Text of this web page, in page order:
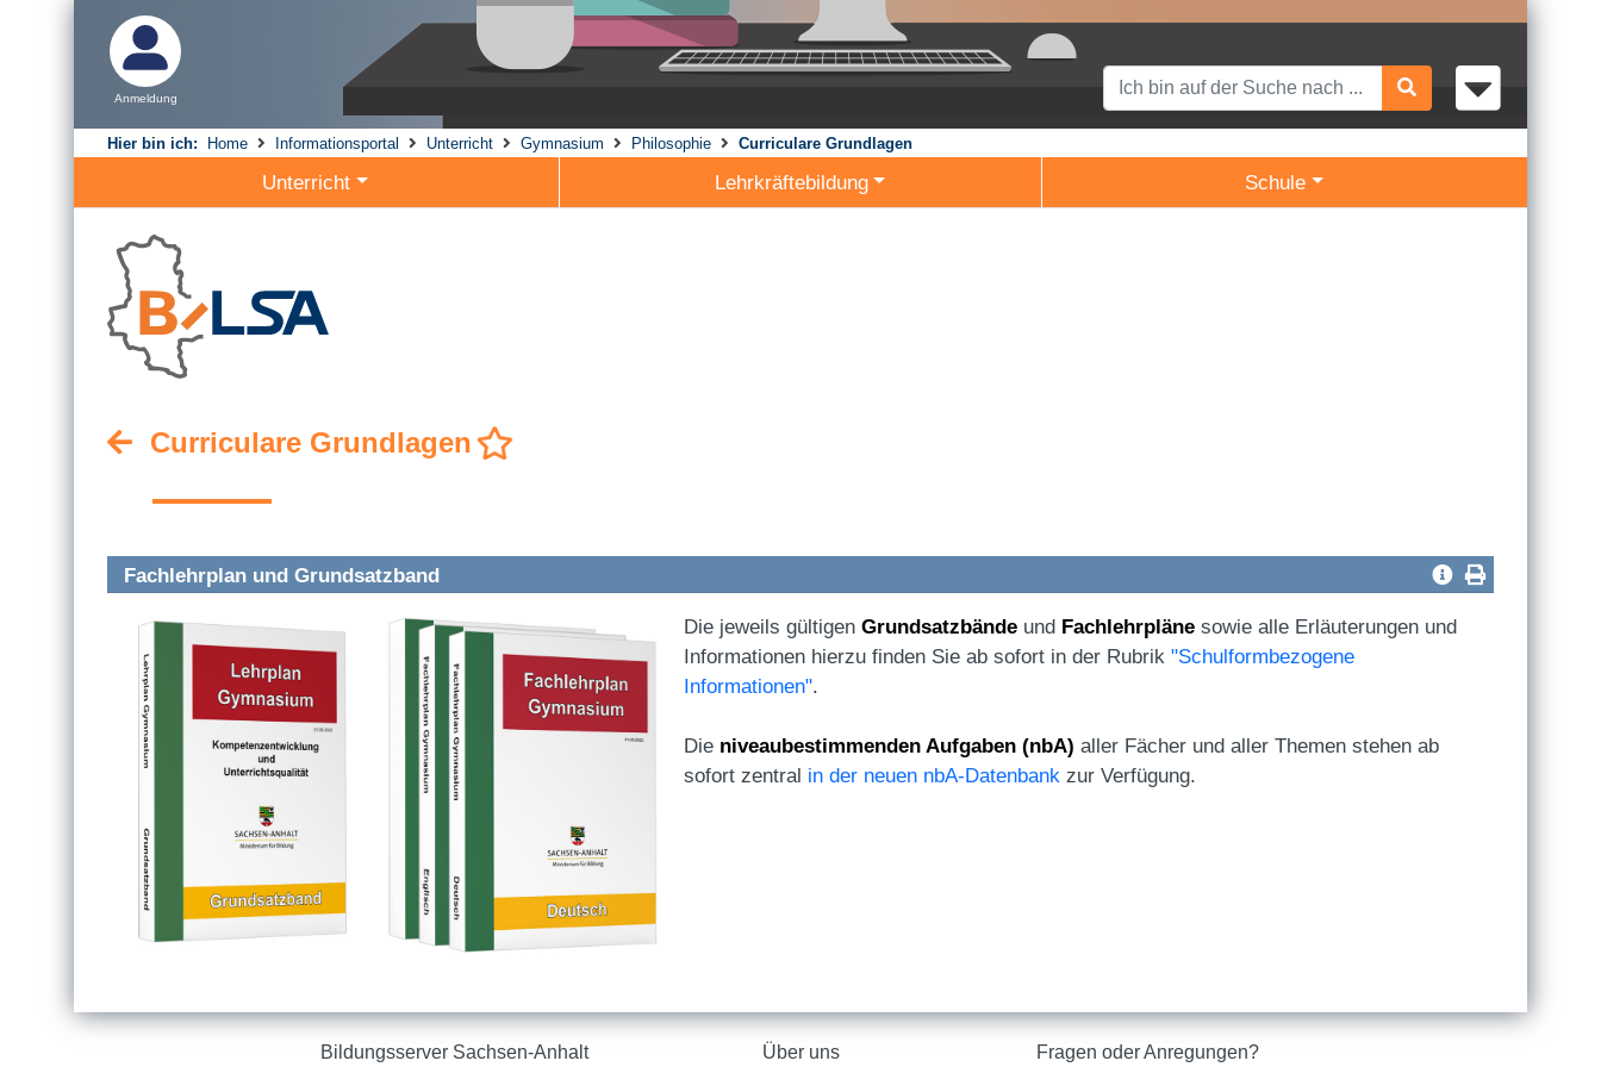
Anmeldung
Hier bin ich: Home Informationsportal Unterricht Gymnasium Philosophie Curriculare Grundlagen
Unterricht Lehrkräftebildung Schule
Curriculare Grundlagen
Fachlehrplan und Grundsatzband
Die jeweils gültigen Grundsatzbändeund Fachlehrplänesowie alle Erläuterungen und
Informationen hierzu finden Sie ab sofort in der Rubrik "Schulformbezogene
Informationen".
Die niveaubestimmenden Aufgaben (nbA) aller Fächer und aller Themen stehen ab
sofort zentral in der neuen nbA-Datenbankzur Verfügung.
Bildungsserver Sachsen-Anhalt Über uns Fragen oder Anregungen?